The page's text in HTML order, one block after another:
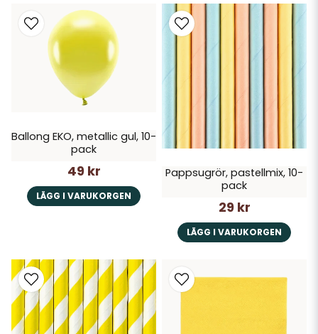
Ballong EKO, metallic gul, 10-
pack
49 kr
LÄGG I VARUKORGEN
Pappsugrör, pastellmix, 10-
pack
29 kr
LÄGG I VARUKORGEN